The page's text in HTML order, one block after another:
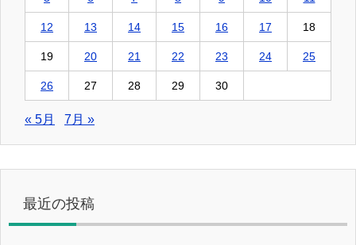
12 13 14 15 16 17 18
19 20 21 22 23 24 25
26 27 28 29 30
« 5月 7月 »
最近の投稿